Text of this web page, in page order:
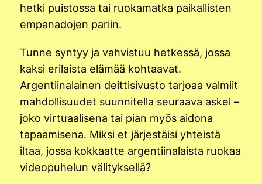
hetki puistossa tai ruokamatka paikallisten
empanadojen pariin.
Tunne syntyy ja vahvistuu hetkessä, jossa
kaksi erilaista elämää kohtaavat.
Argentiinalainen deittisivusto tarjoaa valmiit
mahdollisuudet suunnitella seuraava askel –
joko virtuaalisena tai pian myös aidona
tapaamisena. Miksi et järjestäisi yhteistä
iltaa, jossa kokkaatte argentiinalaista ruokaa
videopuhelun välityksellä?